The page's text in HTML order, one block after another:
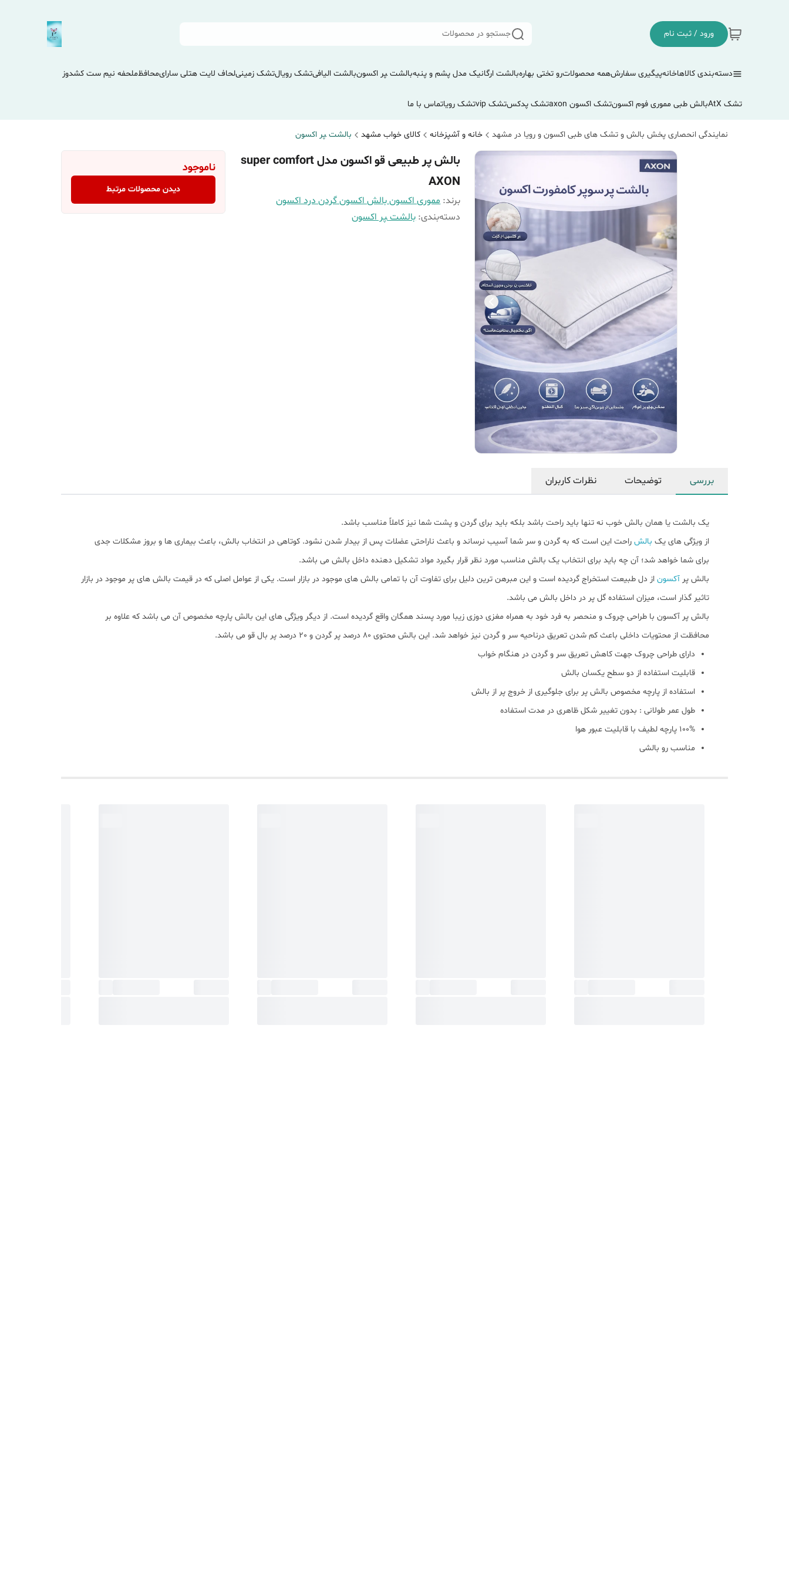
ورود / ثبت نام جستجو در محصولات
دسته‌بندی کالاهاخانهپیگیری سفارشهمه محصولاترو تختی بهارهبالشت ارگانیک مدل پشم و پنبهبالشت ‍‍‍پر اکسونبالشت الیافیتشک رویالتشک زمینیلحاف لایت هتلی سارایمحافظملحفه نیم ست کشدوز
تشک AtX بالش طبی مموری فوم اکسونتشک اکسون axon تشک پدکستشک vip تشک رویاتماس با ما
نمایندگی انحصاری پخش بالش و تشک های طبی اکسون و رویا در مشهد خانه و آشپزخانه کالای خواب مشهد بالشت ‍‍‍پر اکسون
بالش پر طبیعی قو اکسون مدل super comfort
AXON
برند: مموری اکسون بالش اکسون گردن درد اکسون
دسته‌بندی:بالشت ‍‍‍پر اکسون
ناموجود
دیدن محصولات مرتبط
بررسی توضیحات نظرات کاربران
یک بالشت یا همان بالش خوب نه تنها باید راحت باشد بلکه باید برای گردن و پشت شما نیز کاملاً مناسب باشد.
از ویژگی های یک بالش راحت این است که به گردن و سر شما آسیب نرساند و باعث ناراحتی عضلات پس از بیدار شدن نشود. کوتاهی در انتخاب بالش، باعث بیماری ها و بروز مشکلات جدی
برای شما خواهد شد؛ آن چه باید برای انتخاب یک بالش مناسب مورد نظر قرار بگیرد مواد تشکیل دهنده داخل بالش می باشد.
بالش پر آکسون از دل طبیعت استخراج گردیده است و این مبرهن ترین دلیل برای تفاوت آن با تمامی بالش های موجود در بازار است. یکی از عوامل اصلی که در قیمت بالش های پر موجود در بازار
تاثیر گذار است، میزان استفاده گل پر در داخل بالش می باشد.
بالش پر آکسون با طراحی چروک و منحصر به فرد خود به همراه مغزی دوزی زیبا مورد پسند همگان واقع گردیده است. از دیگر ویژگی های این بالش پارچه مخصوص آن می باشد که علاوه بر
محافظت از محتویات داخلی باعث کم شدن تعریق درناحیه سر و گردن نیز خواهد شد. این بالش محتوی 80 درصد پر گردن و 20 درصد پر بال قو می باشد.
دارای طراحی چروک جهت کاهش تعریق سر و گردن در هنگام خواب
قابلیت استفاده از دو سطح یکسان بالش
استفاده از پارچه مخصوص بالش پر برای جلوگیری از خروج پر از بالش
طول عمر طولانی : بدون تغییر شکل ظاهری در مدت استفاده
100% پارچه لطیف با قابلیت عبور هوا
مناسب رو بالشی